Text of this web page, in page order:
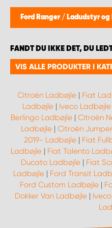
Ford Ranger / Ladudstyr
FANDT DU IKKE DET, DU
VIS ALLE PRODUKTER I
Citroën Ladbøjle | Fiat
Ladbøjle| Iveco Ladbøjle
Berlingo Ladbøjle | Citroën
Ladbøjle| Citroën
2019- Ladbøjle | Fiat
Ladbøjle| Fiat Talento
Ducato Ladbøjle | Fiat
Ladbøjle| Ford Transit
Ford Custom Ladbøjle |
Dokker Van Ladbøjle |